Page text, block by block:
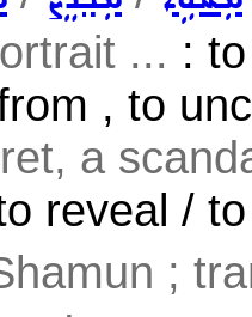
... :
, to
a
reveal /
;